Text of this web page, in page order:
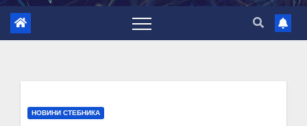
НОВИНИ СТЕБНИКА